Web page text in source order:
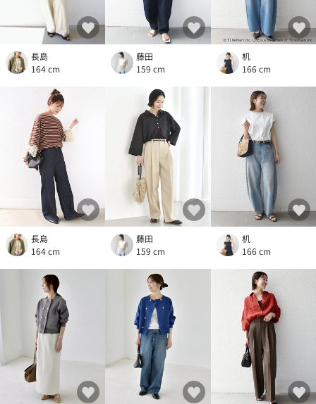
長島
164 cm
藤田
159 cm
机
166 cm
長島
164 cm
藤田
159 cm
机
166 cm